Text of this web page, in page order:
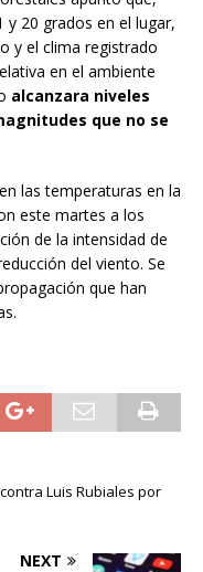
20 grados en el lugar,
y el clima registrado
en el ambiente
alcanzara niveles
que no se
las temperaturas en la
este martes a los
de la intensidad de
del viento. Se
que han
Luis Rubiales por
NEXT